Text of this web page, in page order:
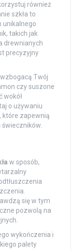
również
szkła to
unikalnego
takich jak
drewnianych
precyzyjny
Twój
czy suszone
wokół
o używaniu
które zapewnią
w sposób,
się w tym
pozwolą na
wykończenia i
palety